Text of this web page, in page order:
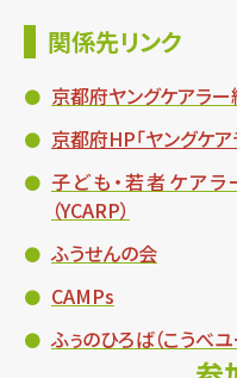
関係先リンク
京都府ヤングケアラ
京都府HP「ヤングケ
子ども・若者ケア
（YCARP）
ふうせんの会
CAMPs
ふぅのひろば（こうべユ